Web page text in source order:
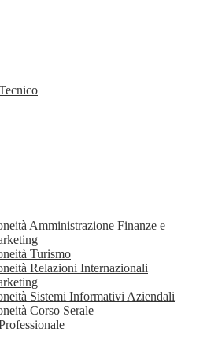
Amministrazione Finanze e
Turismo
Relazioni Internazionali
Sistemi Informativi Aziendali
Corso Serale